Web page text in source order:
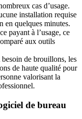
cas d’usage.
installation requise
en quelques minutes.
payant à l’usage, ce
aux outils
besoin de brouillons, les
de haute qualité pour
valorisant la
de bureau